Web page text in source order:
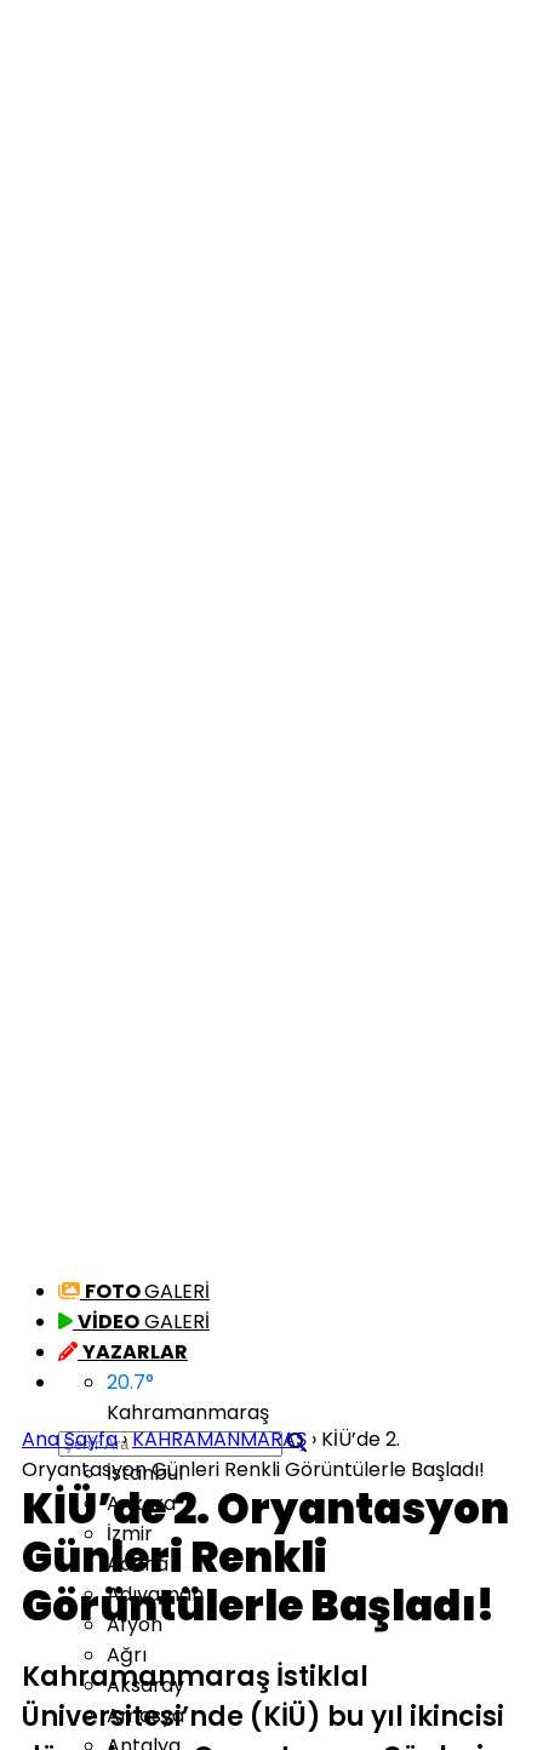
FOTOGALERİ
VİDEOGALERİ
YAZARLAR
20.7°
Kahramanmaraş
İstanbul
Ankara
İzmir
Adana
Adıyaman
Afyon
Ağrı
Aksaray
Amasya
Ana Sayfa›KAHRAMANMARAŞ › KİÜ’de 2.
Oryantasyon Günleri Renkli Görüntülerle Başladı!
KİÜ’de 2. Oryantasyon
Günleri Renkli
Görüntülerle Başladı!
Kahramanmaraş İstiklal
Üniversitesi’nde (KİÜ) bu yıl ikincisi